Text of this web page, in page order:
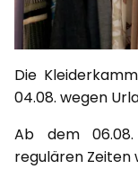
Die
04.08. wegen
Ab dem
regulären Zeiten